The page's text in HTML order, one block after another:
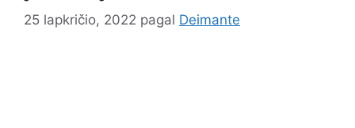
25 lapkričio, 2022 pagal Deimante